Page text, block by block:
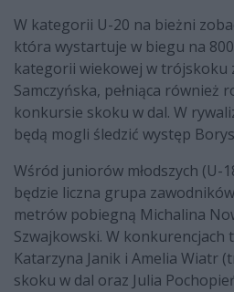
W kategorii U-20 na bieżni
która wystartuje w biegu na
kategorii wiekowej w trójskoku
Samczyńska, pełniąca również
konkursie skoku w dal. W
będą mogli śledzić występ
Wśród juniorów młodszych (U-
będzie liczna grupa
metrów pobiegną Michalina
Szwajkowski. W konkurencjach
Katarzyna Janik i Amelia Wiatr
skoku w dal oraz Julia